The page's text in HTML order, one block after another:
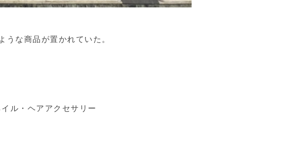
な商品が置かれていた。
ル・ヘアアクセサリー